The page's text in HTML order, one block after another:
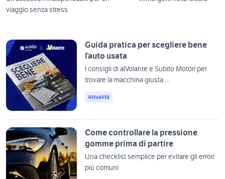
Guida pratica per scegliere bene
l’auto usata
I consigli di alVolante e Subito Motori per
trovare la macchina giusta …
Attualità
Come controllare la pressione
gomme prima di partire
Una checklist semplice per evitare gli errori
più comuni
viaggio senza stress